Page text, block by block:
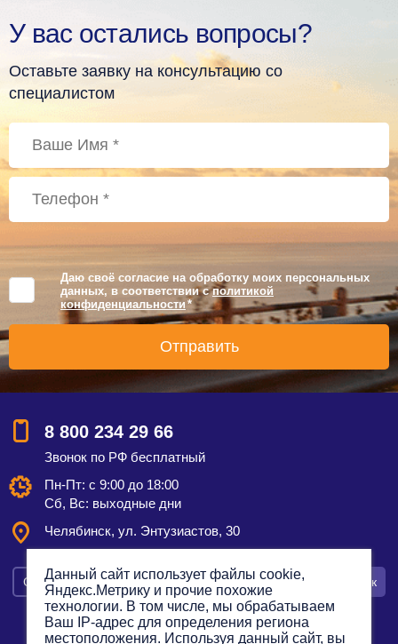
У вас остались вопросы?
Оставьте заявку на консультацию со
специалистом
Даю своё согласие на обработку моих персональных
данных, в соответствии сполитикой
конфиденциальности *
8 800 234 29 66
Звонок по РФ бесплатный
Пн-Пт: с 9:00 до 18:00
Сб, Вс: выходные дни
Челябинск, ул. Энтузиастов, 30
Смотреть на карте Оставить заявку Заказать звонок
Данный сайт использует файлы cookie,
Яндекс.Метрику и прочие похожие
технологии. В том числе, мы обрабатываем
Ваш IP-адрес для определения региона
местоположения. Используя данный сайт, вы